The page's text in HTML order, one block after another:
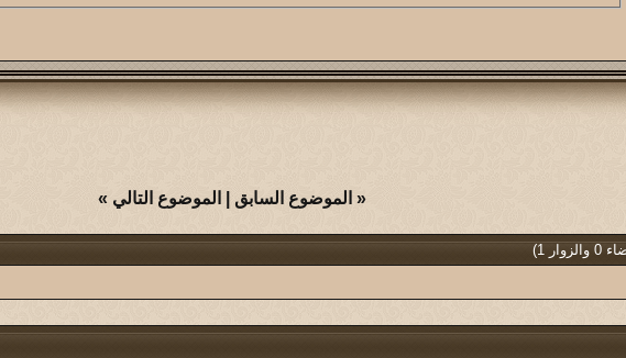
« الموضوع السابق الموضوع التالي »
1)